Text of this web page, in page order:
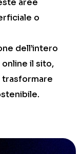
aree
o
dell’intero
il sito,
trasformare